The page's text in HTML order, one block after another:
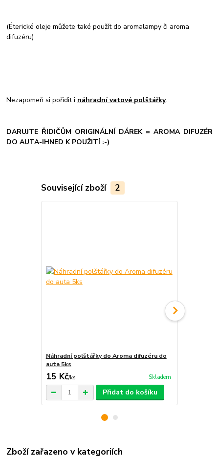
(Éterické oleje můžete také použít do aromalampy či aroma
difuzéru)
Nezapomeň si pořídit i náhradní vatové polštářky.
DARUJTE ŘIDIČŮM ORIGINÁLNÍ DÁREK = AROMA DIFUZÉR
DO AUTA-IHNED K POUŽITÍ :-)
Související zboží 2
Náhradní polštářky do Aroma difuzéru do
auta 5ks
15 Kč/ks Skladem
Přidat do košíku
Zboží zařazeno v kategoriích